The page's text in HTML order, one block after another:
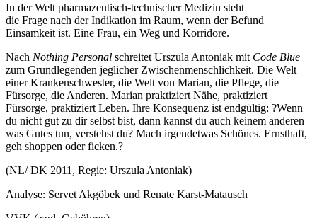
In der Welt pharmazeutisch-technischer Medizin steht
die Frage nach der Indikation im Raum, wenn der Befund
Einsamkeit ist. Eine Frau, ein Weg und Korridore.
Nach Nothing Personal schreitet Urszula Antoniak mit Code Blue
zum Grundlegenden jeglicher Zwischenmenschlichkeit. Die Welt
einer Krankenschwester, die Welt von Marian, die Pflege, die
Fürsorge, die Anderen. Marian praktiziert Nähe, praktiziert
Fürsorge, praktiziert Leben. Ihre Konsequenz ist endgültig: ?Wenn
du nicht gut zu dir selbst bist, dann kannst du auch keinem anderen
was Gutes tun, verstehst du? Mach irgendetwas Schönes. Ernsthaft,
geh shoppen oder ficken.?
(NL/ DK 2011, Regie: Urszula Antoniak)
Analyse: Servet Akgöbek und Renate Karst-Matausch